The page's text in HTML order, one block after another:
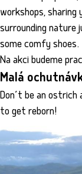
workshops, sharing
surrounding nature
some comfy shoes.
Na akci budeme
Malá
Don’t be an ostrich
to get reborn!